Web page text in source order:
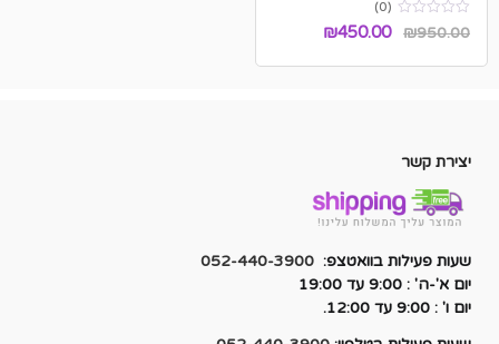
(0)
₪950.00
המחיר ₪450.00
יצירת קשר
שעות פעילות בוואטצפ: 052-440-3900
יום א'-ה' : 9:00 עד 19:00
יום ו' : 9:00 עד 12:00.